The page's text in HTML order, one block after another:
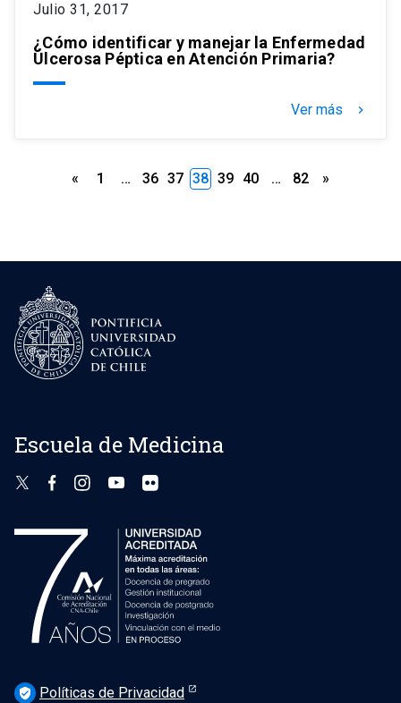
Julio 31, 2017
¿Cómo identificar y manejar la Enfermedad
Ulcerosa Péptica en Atención Primaria?
Ver más keyboard_arrow_right
Paginación
« 1 … 36 37 38 39 40 … 82 »
Escuela de Medicina
verified_user Políticas de Privacidad